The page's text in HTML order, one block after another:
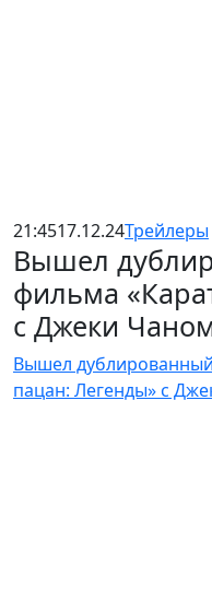
21:4517.12.24Трейлеры
Вышел
фильма
с Джеки
Вышел
пацан: Легенды» с